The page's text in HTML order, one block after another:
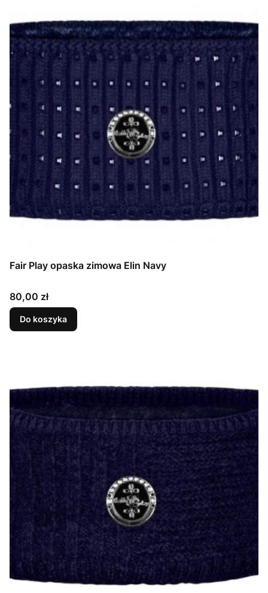
Fair Play opaska zimowa Elin Navy
Cena
80,00 zł
Do koszyka